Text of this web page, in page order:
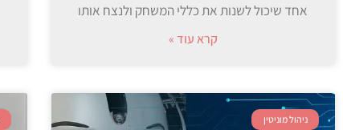
אחד שיכול לשנות את כללי המשחק ולנצח אותו
קרא עוד »
ניהול מוניטין